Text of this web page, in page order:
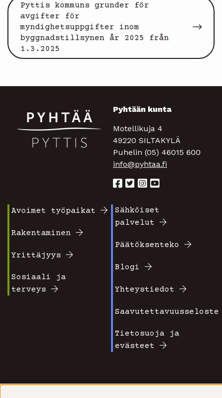
Pyttis kommuns grunder för
avgifter för
myndighetsuppgifter inom
byggnadstillsynen år 2025 från
1.3.2025
Pyhtään kunta
Motellikuja 4
49220 SILTAKYLÄ
Puhelin (05) 46015 600
info@pyhtaa.fi
valikko
1
Avoimet työpaikat
Rakentaminen
Yrittäjyys
Sosiaali ja
terveys
Footer
2
Sähköiset
palvelut
Päätöksenteko
Blogi
Yhteystiedot
Saavutettavuusseloste
Tietosuoja ja
evästeet